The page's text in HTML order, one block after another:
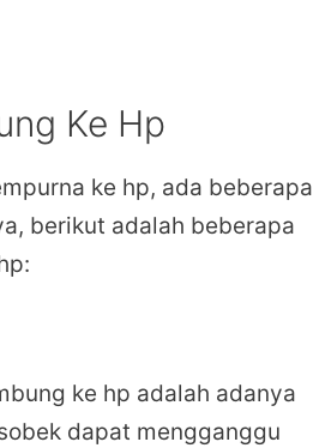
Ke Hp
ke hp, ada beberapa
berikut adalah beberapa
ke hp adalah adanya
dapat mengganggu